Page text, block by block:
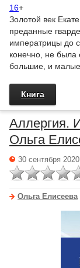
16+
Золотой век
преданные
императрицы до
конечно, не была
большие, и малые
Книга
Аллергия.
Ольга
30 сентября
Ольга Елисеева